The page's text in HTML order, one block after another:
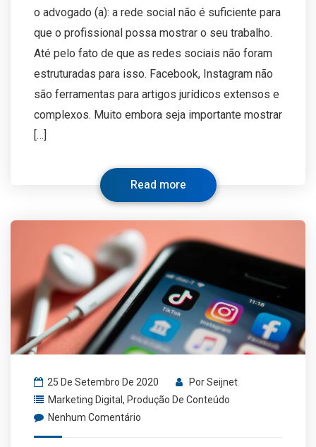
o advogado (a): a rede social não é suficiente para
que o profissional possa mostrar o seu trabalho.
Até pelo fato de que as redes sociais não foram
estruturadas para isso. Facebook, Instagram não
são ferramentas para artigos jurídicos extensos e
complexos. Muito embora seja importante mostrar
[…]
Read more
25 De Setembro De 2020 PorSeijnet
Marketing Digital , Produção De Conteúdo
Nenhum Comentário